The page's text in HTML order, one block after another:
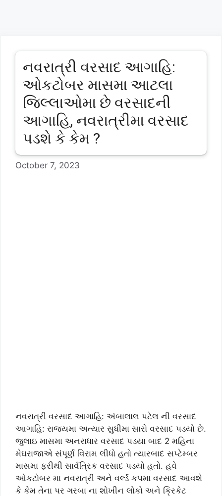
નવરાત્રી વરસાદ આગાહિ:
ઓકટોબર માસમા આટલા
જિલ્લાઓમા છે વરસાદની
આગાહિ, નવરાત્રીમા વરસાદ
પડશે કે કેમ ?
October 7, 2023
નવરાત્રી વરસાદ આગાહિ: અંબાલાલ પટેલ ની વરસાદ
આગાહિ: રાજયમા અત્યાર સુધીમા સારો વરસાદ પડયો છે.
જુલાઇ માસમા અનરાધાર વરસાદ પડયા બાદ 2 મહિના
મેઘરાજાએ સંપૂર્ણ વિરામ લીધો હતો ત્યારબાદ સપ્ટેમ્બર
માસમા ફરીથી સાર્વત્રિક વરસાદ પડયો હતો. હવે
ઓકટોબર મા નવરાત્રી અને વર્લ્ડ કપમા વરસાદ આવશે
કે કેમ તેના પર ગરબા ના શોખીન લોકો અને ક્રિકેટ